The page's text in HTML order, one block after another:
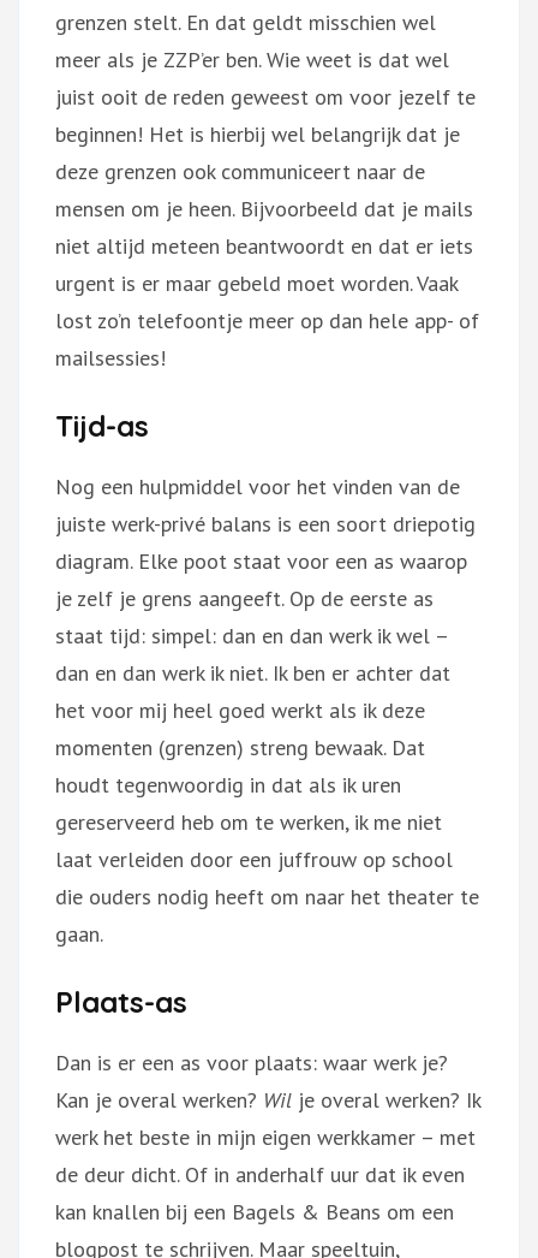
grenzen stelt. En dat geldt misschien wel
meer als je ZZP’er ben. Wie weet is dat wel
juist ooit de reden geweest om voor jezelf te
beginnen! Het is hierbij wel belangrijk dat je
deze grenzen ook communiceert naar de
mensen om je heen. Bijvoorbeeld dat je mails
niet altijd meteen beantwoordt en dat er iets
urgent is er maar gebeld moet worden. Vaak
lost zo’n telefoontje meer op dan hele app- of
mailsessies!
Tijd-as
Nog een hulpmiddel voor het vinden van de
juiste werk-privé balans is een soort driepotig
diagram. Elke poot staat voor een as waarop
je zelf je grens aangeeft. Op de eerste as
staat tijd: simpel: dan en dan werk ik wel –
dan en dan werk ik niet. Ik ben er achter dat
het voor mij heel goed werkt als ik deze
momenten (grenzen) streng bewaak. Dat
houdt tegenwoordig in dat als ik uren
gereserveerd heb om te werken, ik me niet
laat verleiden door een juffrouw op school
die ouders nodig heeft om naar het theater te
gaan.
Plaats-as
Dan is er een as voor plaats: waar werk je?
Kan je overal werken? Wil je overal werken? Ik
werk het beste in mijn eigen werkkamer – met
de deur dicht. Of in anderhalf uur dat ik even
kan knallen bij een Bagels & Beans om een
blogpost te schrijven. Maar speeltuin,